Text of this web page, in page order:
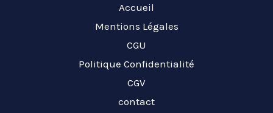
Accueil
Mentions Légales
CGU
Politique Confidentialité
CGV
contact